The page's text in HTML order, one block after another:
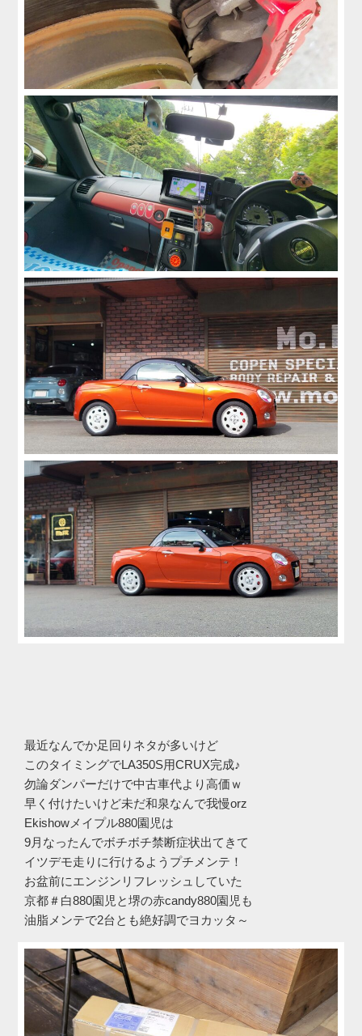
最近なんでか足回りネタが多いけど
このタイミングでLA350S用CRUX完成♪
勿論ダンパーだけで中古車代より高価ｗ
早く付けたいけど未だ和泉なんで我慢orz
Ekishowメイプル880園児は
9月なったんでボチボチ禁断症状出てきて
イツデモ走りに行けるようプチメンテ！
お盆前にエンジンリフレッシュしていた
京都＃白880園児と堺の赤candy880園児も
油脂メンテで2台とも絶好調でヨカッタ～